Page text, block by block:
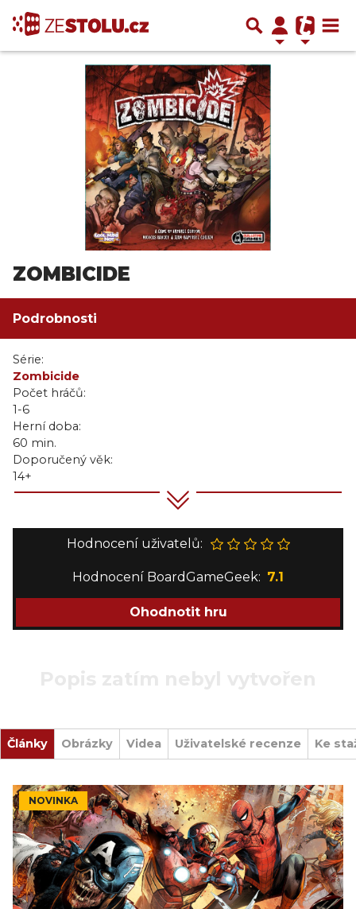
ZOMBICIDE
Podrobnosti
Série:
Zombicide
Počet hráčů:
1-6
Herní doba:
60 min.
Doporučený věk:
14+
Hodnocení uživatelů:
Hodnocení BoardGameGeek: 7.1
Ohodnotit hru
Články Obrázky Videa Uživatelské recenze Ke
NOVINKA